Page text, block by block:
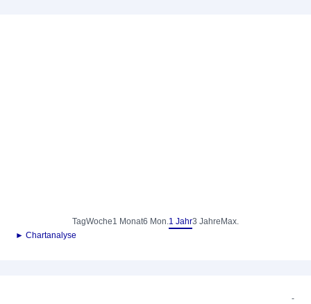
TagWoche1 Monat6 Mon.1 Jahr3 Jahre Max.
► Chartanalyse
-